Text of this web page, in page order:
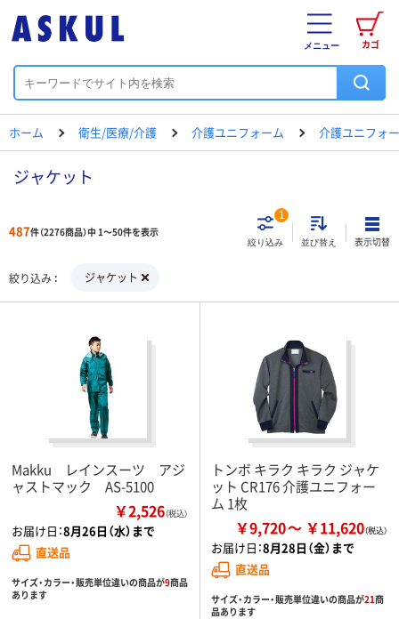
カゴ
メニュー
ホーム 衛生/医療/介護 介護ユニフォーム 介護ユニフォー
ジャケット
487件（2276商品）中 1～50件を表示
絞り込み
1
並び替え 表示切替
絞り込み ジャケット
Makku レインスーツ アジ
ャストマック AS-5100
￥2,526（税込）
お届け日：8月26日（水）まで
直送品
サイズ・カラー・販売単位違いの商品が9商品
あります
トンボ キラク キラク ジャケ
ット CR176 介護ユニフォー
ム 1枚
￥9,720 ￥11,620
お届け日：8月28日（金）まで
直送品
サイズ・カラー・販売単位違いの商品が21商
品あります